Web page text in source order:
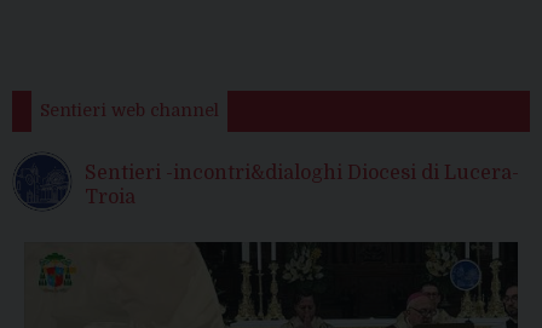
Sentieri web channel
Sentieri -incontri&dialoghi Diocesi di Lucera-
Troia